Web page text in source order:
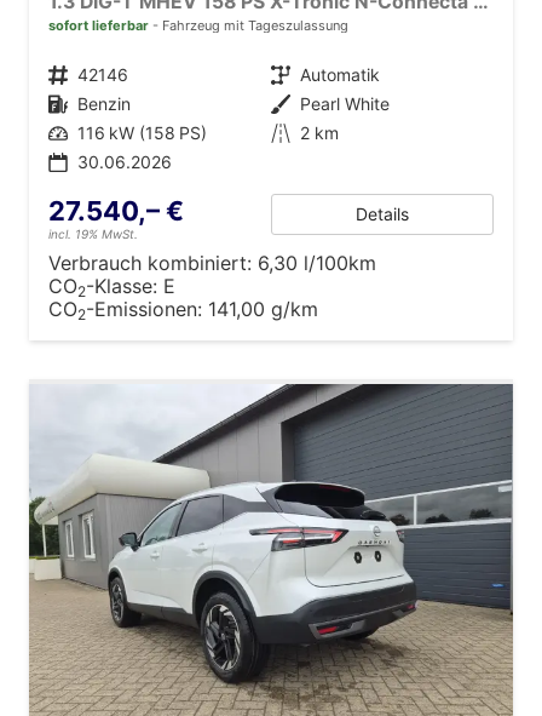
sofort lieferbar Fahrzeug mit Tageszulassung
Fahrzeugnr. 42146 Getriebe Automatik
Kraftstoff Benzin Außenfarbe Pearl White
Leistung 116 kW (158 PS) Kilometerstand 2 km
30.06.2026
27.540,– €
incl. 19% MwSt.
Details
Verbrauch kombiniert: 6,30 l/100km
CO2-Klasse: E
CO2-Emissionen: 141,00 g/km